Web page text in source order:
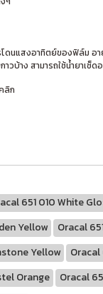
โดนแสงอาทิตย์ของฟิล์ม อ
วบ้าง สามารถใช้น้ำยาเช็ด
ลิก
651 010 White
Yellow
Oracal
Yellow
Oracal
Orange
Oracal